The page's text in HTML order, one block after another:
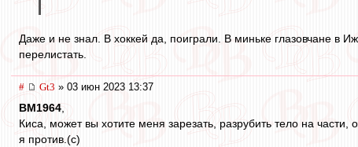
Даже и не знал. В хоккей да, поиграли. В миньке глазовчане в
перелистать.
# Gt3 » 03 июн 2023 13:37
BM1964
Киса, может вы хотите меня зарезать, разрубить тело на части,
я против.(с)